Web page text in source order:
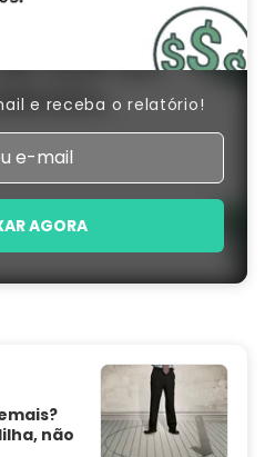
e receba o relatório!
AGORA
não